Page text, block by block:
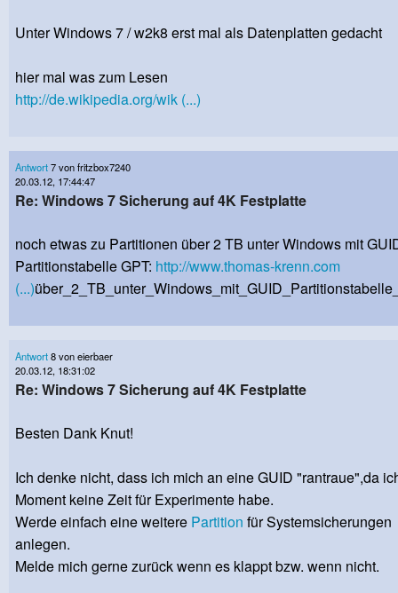
Unter Windows 7 / w2k8 erst mal als Datenplatten gedacht
hier mal was zum Lesen
http://de.wikipedia.org/wik (...)
Antwort7 von fritzbox7240
20.03.12, 17:44:47
Re: Windows 7 Sicherung auf 4K Festplatte
noch etwas zu Partitionen über 2 TB unter Windows mit
Partitionstabelle GPT: http://www.thomas-krenn.com
(...)
Antwort8 von eierbaer
20.03.12, 18:31:02
Re: Windows 7 Sicherung auf 4K Festplatte
Besten Dank Knut!
Ich denke nicht, dass ich mich an eine GUID "rantraue",da
Moment keine Zeit für Experimente habe.
Werde einfach eine weitere Partition für Systemsicherungen
anlegen.
Melde mich gerne zurück wenn es klappt bzw. wenn nicht.